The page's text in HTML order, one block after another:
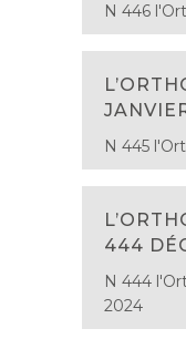
N 446
N 445
444
N 444
2024